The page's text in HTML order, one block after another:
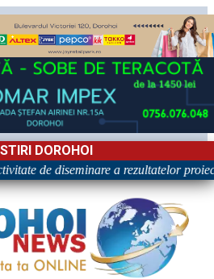
STIRI DOROHOI
de diseminare a rezultatelor